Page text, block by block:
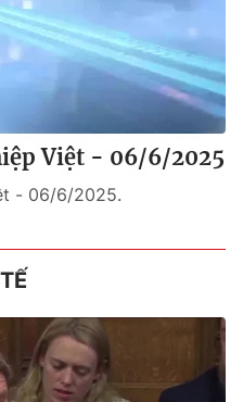
Việt - 06/6/2025
- 06/6/2025.